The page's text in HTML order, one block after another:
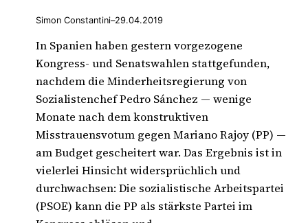
Simon Constantini–29.04.2019
In Spanien haben gestern vorgezogene
Kongress- und Senatswahlen stattgefunden,
nachdem die Minderheitsregierung von
Sozialistenchef Pedro Sánchez — wenige
Monate nach dem konstruktiven
Misstrauensvotum gegen Mariano Rajoy (PP) —
am Budget gescheitert war. Das Ergebnis ist in
vielerlei Hinsicht widersprüchlich und
durchwachsen: Die sozialistische Arbeitspartei
(PSOE) kann die PP als stärkste Partei im